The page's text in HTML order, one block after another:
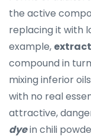
the active
replacing it with
example,
compound in
mixing inferior
with no real
attractive,
dyein chili